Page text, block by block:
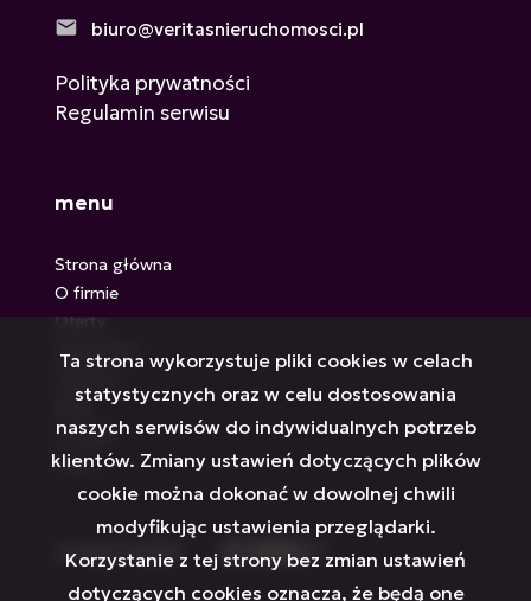
biuro@veritasnieruchomosci.pl
Polityka prywatności
Regulamin serwisu
menu
Strona główna
O firmie
Oferty
Zgłoszenia
Blog
Kontakt
Rodo
social media Facebook
Facebook
Facebook
Facebook
Facebook
Facebook
Ta strona wykorzystuje pliki cookies w celach
statystycznych oraz w celu dostosowania
naszych serwisów do indywidualnych potrzeb
klientów. Zmiany ustawień dotyczących plików
cookie można dokonać w dowolnej chwili
modyfikując ustawienia przeglądarki.
Korzystanie z tej strony bez zmian ustawień
dotyczących cookies oznacza, że będą one